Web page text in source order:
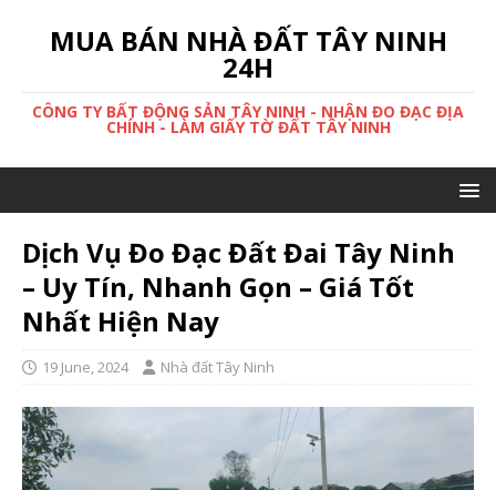
MUA BÁN NHÀ ĐẤT TÂY NINH
24H
CÔNG TY BẤT ĐỘNG SẢN TÂY NINH - NHẬN ĐO ĐẠC ĐỊA
CHÍNH - LÀM GIẤY TỜ ĐẤT TÂY NINH
Dịch Vụ Đo Đạc Đất Đai Tây Ninh
– Uy Tín, Nhanh Gọn – Giá Tốt
Nhất Hiện Nay
19 June, 2024 Nhà đất Tây Ninh